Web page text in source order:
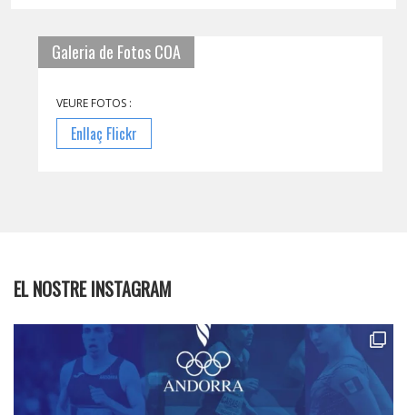
Galeria de Fotos COA
VEURE FOTOS :
Enllaç Flickr
EL NOSTRE INSTAGRAM